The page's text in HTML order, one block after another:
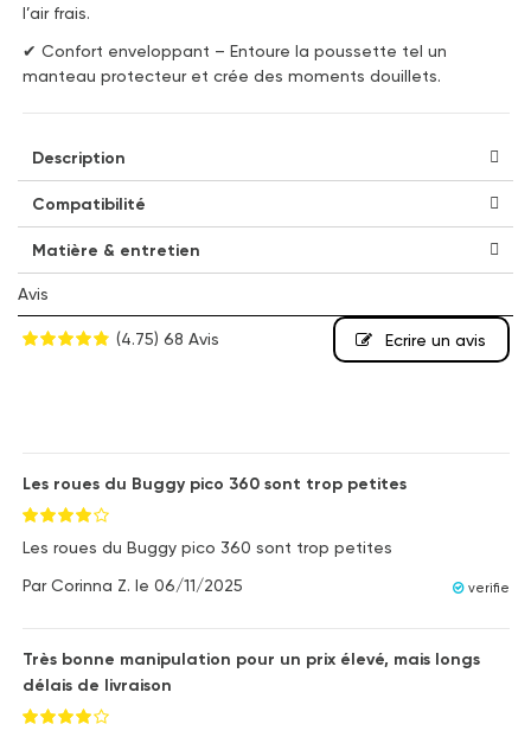
l’air frais.
✔ Confort enveloppant – Entoure la poussette tel un
manteau protecteur et crée des moments douillets.
Description
Compatibilité
Matière & entretien
Avis
(4.75) 68 Avis Ecrire un avis
Les roues du Buggy pico 360 sont trop petites
Les roues du Buggy pico 360 sont trop petites
ParCorinna Z. le 06/11/2025 verifie
Très bonne manipulation pour un prix élevé, mais longs
délais de livraison